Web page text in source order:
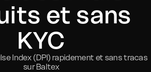
et sans
KYC
Index (DPI) rapidement et sans tracas
sur Baltex